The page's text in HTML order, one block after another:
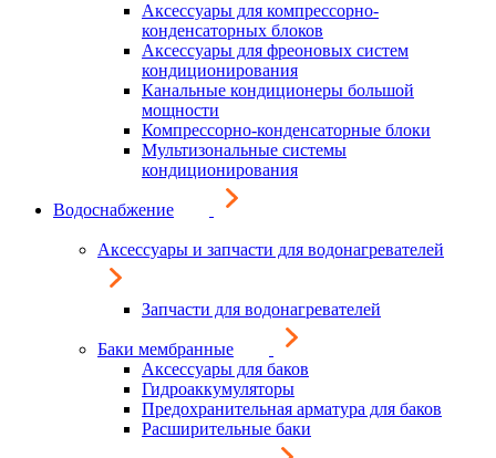
Аксессуары для компрессорно-
конденсаторных блоков
Аксессуары для фреоновых систем
кондиционирования
Канальные кондиционеры большой
мощности
Компрессорно-конденсаторные блоки
Мультизональные системы
кондиционирования
Водоснабжение
Аксессуары и запчасти для водонагревателей
Запчасти для водонагревателей
Баки мембранные
Аксессуары для баков
Гидроаккумуляторы
Предохранительная арматура для баков
Расширительные баки